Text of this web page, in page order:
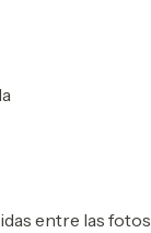
entre las fotos